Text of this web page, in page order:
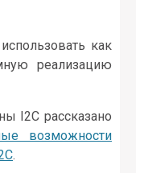
как
реализацию
I2C рассказано
возможности
.